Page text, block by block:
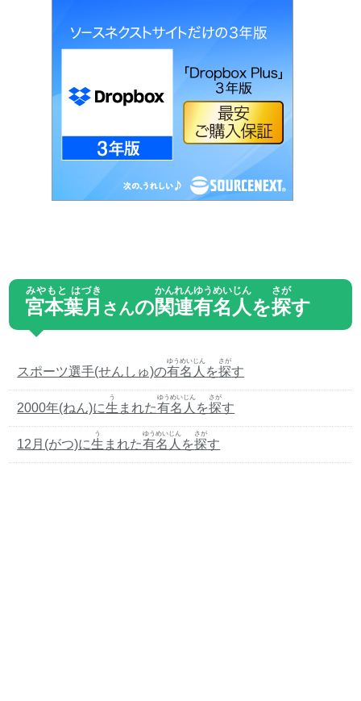
宮本葉月
みやもと はづき
さんの関連
かんれん
有名人
ゆうめいじん
を探
さが
す
スポーツ選手(せんしゅ)の有名人
ゆうめいじん
を探
さが
す
2000年(ねん)に生
う
まれた有名人
ゆうめいじん
を探
さが
す
12月(がつ)に生
う
まれた有名人
ゆうめいじん
を探
さが
す